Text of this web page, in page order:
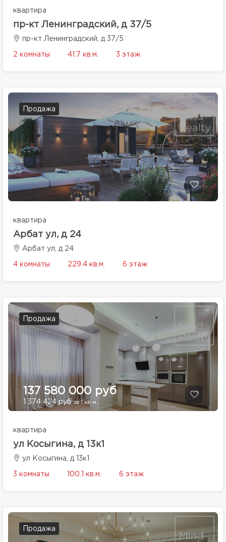
квартира
пр-кт Ленинградский, д 37/5
пр-кт Ленинградский, д 37/5
2 комнаты 41.7 кв.м. 3 этаж
Продажа
квартира
Арбат ул, д 24
Арбат ул, д 24
4 комнаты 229.4 кв.м. 6 этаж
Продажа
137 580 000 руб
1 374 424 рубза 1 кв.м.
квартира
ул Косыгина, д 13к1
ул Косыгина, д 13к1
3 комнаты 100.1 кв.м. 6 этаж
Продажа